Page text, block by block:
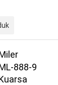
888-9